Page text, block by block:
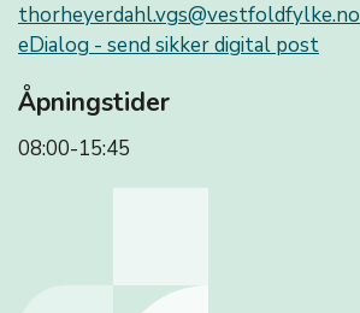
thorheyerdahl.vgs@vestfoldfylke.no
eDialog - send sikker digital post
Åpningstider
08:00-15:45